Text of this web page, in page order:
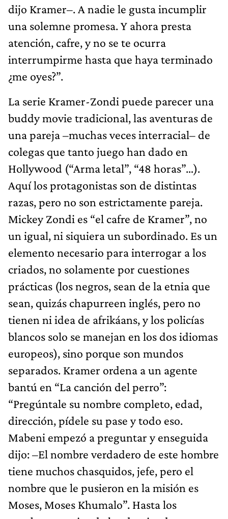
dijo Kramer–. A nadie le gusta incumplir
una solemne promesa. Y ahora presta
atención, cafre, y no se te ocurra
interrumpirme hasta que haya terminado
¿me oyes?”.
La serie Kramer-Zondi puede parecer una
buddy movie tradicional, las aventuras de
una pareja –muchas veces interracial– de
colegas que tanto juego han dado en
Hollywood (“Arma letal”, “48 horas”…).
Aquí los protagonistas son de distintas
razas, pero no son estrictamente pareja.
Mickey Zondi es “el cafre de Kramer”, no
un igual, ni siquiera un subordinado. Es un
elemento necesario para interrogar a los
criados, no solamente por cuestiones
prácticas (los negros, sean de la etnia que
sean, quizás chapurreen inglés, pero no
tienen ni idea de afrikáans, y los policías
blancos solo se manejan en los dos idiomas
europeos), sino porque son mundos
separados. Kramer ordena a un agente
bantú en “La canción del perro”:
“Pregúntale su nombre completo, edad,
dirección, pídele su pase y todo eso.
Mabeni empezó a preguntar y enseguida
dijo: –El nombre verdadero de este hombre
tiene muchos chasquidos, jefe, pero el
nombre que le pusieron en la misión es
Moses, Moses Khumalo”. Hasta los